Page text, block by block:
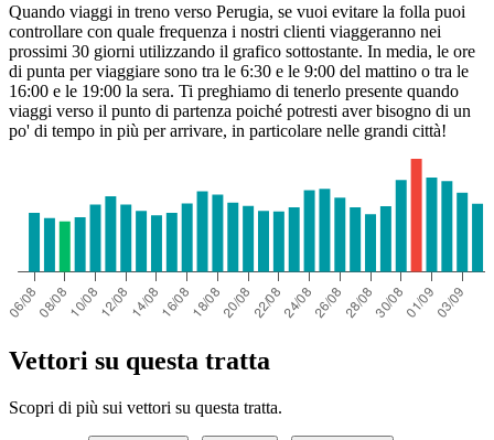
Quando viaggi in treno verso Perugia, se vuoi evitare la folla puoi
controllare con quale frequenza i nostri clienti viaggeranno nei
prossimi 30 giorni utilizzando il grafico sottostante. In media, le ore
di punta per viaggiare sono tra le 6:30 e le 9:00 del mattino o tra le
16:00 e le 19:00 la sera. Ti preghiamo di tenerlo presente quando
viaggi verso il punto di partenza poiché potresti aver bisogno di un
po' di tempo in più per arrivare, in particolare nelle grandi città!
Vettori su questa tratta
Scopri di più sui vettori su questa tratta.